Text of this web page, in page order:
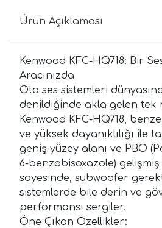
Ürün Açıklaması
Kenwood KFC-HQ718: Bir
Aracınızda
Oto ses sistemleri
denildiğinde akla gelen tek
Kenwood KFC-HQ718,
ve yüksek dayanıklılığı ile
geniş yüzey alanı ve PBO
6-benzobisoxazole) gelişmiş
sayesinde, subwoofer
sistemlerde bile derin ve
performansı sergiler.
Öne Çıkan Özellikler: